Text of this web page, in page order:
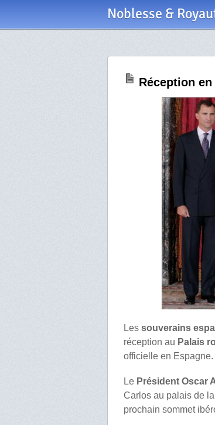
Noblesse &
Réception
Lessouverains
réception au Palais
officielle en Espagne.
Le Président Oscar
Carlos au palais de
prochain sommet